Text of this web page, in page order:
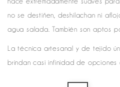
no se destiñen, deshilachan ni
agua salada. También son aptos
La técnica artesanal y de tejido
brindan casi infinidad de opciones